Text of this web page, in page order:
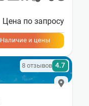
Цена по запросу
Наличие и цены
8 отзывов 4.7